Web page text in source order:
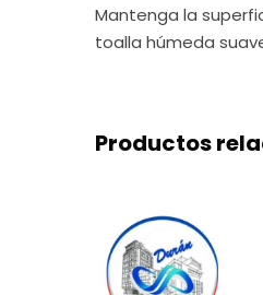
Mantenga la
toalla húmeda
Productos